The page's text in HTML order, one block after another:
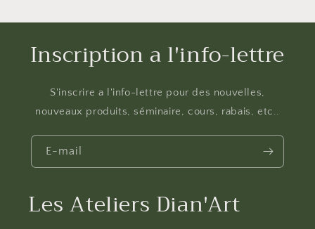
Inscription a l'info-lettre
S'inscrire a l'info-lettre pour des nouvelles,
nouveaux produits, séminaire, cours, rabais, etc..
E-mail
Les Ateliers Dian'Art